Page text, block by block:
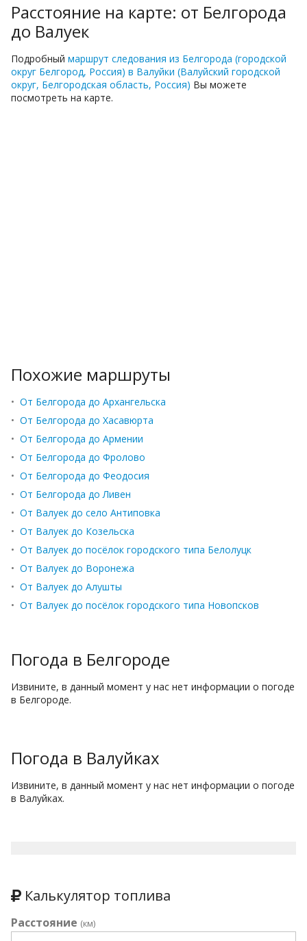
Расстояние на карте: от Белгорода
до Валуек
Подробный маршрут следования из Белгорода (городской
округ Белгород, Россия) в Валуйки (Валуйский городской
округ, Белгородская область, Россия) Вы можете
посмотреть на карте.
Похожие маршруты
• От Белгорода до Архангельска
• От Белгорода до Хасавюрта
• От Белгорода до Армении
• От Белгорода до Фролово
• От Белгорода до Феодосия
• От Белгорода до Ливен
• От Валуек до село Антиповка
• От Валуек до Козельска
• От Валуек до посёлок городского типа Белолуцк
• От Валуек до Воронежа
• От Валуек до Алушты
• От Валуек до посёлок городского типа Новопсков
Погода в Белгороде
Извините, в данный момент у нас нет информации о погоде
в Белгороде.
Погода в Валуйках
Извините, в данный момент у нас нет информации о погоде
в Валуйках.
Калькулятор топлива
Расстояние (км)